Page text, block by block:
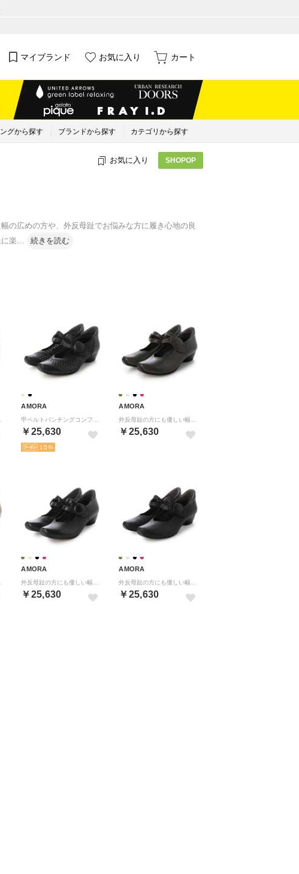
マイブランド お気に入り カート
グから探す ブランドから探す カテゴリから探す
お気に入り SHOPOP
の広めの方や、外反母趾でお悩みな方に履き心地の良
楽
続きを読む
AMORA
￥25,630
15
AMORA
￥25,630
AMORA
￥25,630
AMORA
￥25,630